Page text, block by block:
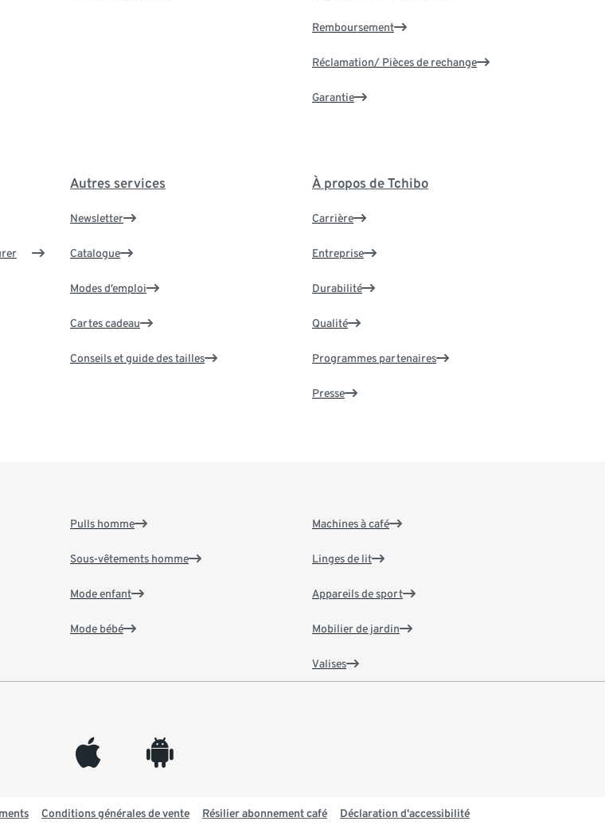
Remboursement
Réclamation/ Pièces de rechange
Garantie
Autres services
Newsletter
Catalogue
Modes d’emploi
Cartes cadeau
Conseils et guide des tailles
À propos de Tchibo
Carrière
Entreprise
Durabilité
Qualité
Programmes partenaires
Presse
Pulls homme
Sous-vêtements homme
Mode enfant
Mode bébé
Machines à café
Linges de lit
Appareils de sport
Mobilier de jardin
Valises
appleinc android
Conditions générales de vente Résilier abonnement café Déclaration d'accessibilité